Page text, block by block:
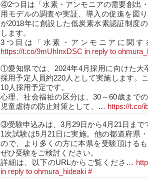
④2つ目は「水素・アンモニアの需要創出
用モデルの調査や実証、導入の促進を図
が2018年に創設した低炭素水素認証制度
します。
3つ目は「水素・アンモニアに関
https://t.co/9mUhInxDSC in reply to
①愛知県では、2024年4月採用に向けた大
採用予定人員約220人として実施します。
10人採用予定です。
心理、社会福祉の区分は、30～60歳まで
児童虐待の防止対策として、… https://t.co/
③受験申込みは、3月29日から4月21日まで
1次試験は5月21日に実施。他の都道府県
ので、より多くの方に本県を受験頂ける
ぜひ受験をご検討ください。
詳細は、以下のURLからご覧くださ…
in reply to ohmura_hideaki #